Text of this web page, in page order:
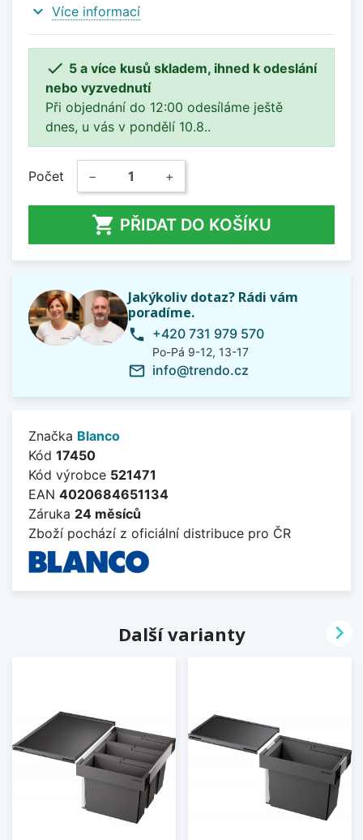
expand_more Více informací
 5 a více kusů skladem, ihned k odeslání
nebo vyzvednutí
Při objednání do 12:00 odesíláme ještě
dnes, u vás v pondělí 10.8..
Počet − +
 PŘIDAT DO KOŠÍKU
Jakýkoliv dotaz? Rádi vám
poradíme.
phone +420 731 979 570
Po-Pá 9-12, 13-17
mail_outline info@trendo.cz
Značka Blanco
Kód 17450
Kód výrobce 521471
EAN 4020684651134
Záruka 24 měsíců
Zboží pochází z oficiální distribuce pro ČR
Další varianty 